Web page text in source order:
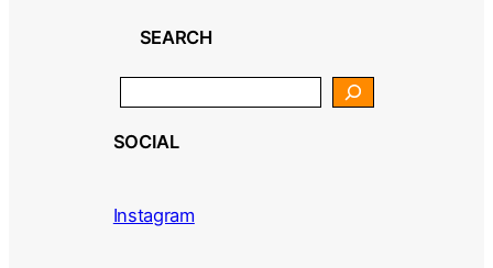
SEARCH
SOCIAL
Instagram